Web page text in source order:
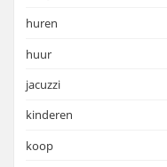
huren
huur
jacuzzi
kinderen
koop